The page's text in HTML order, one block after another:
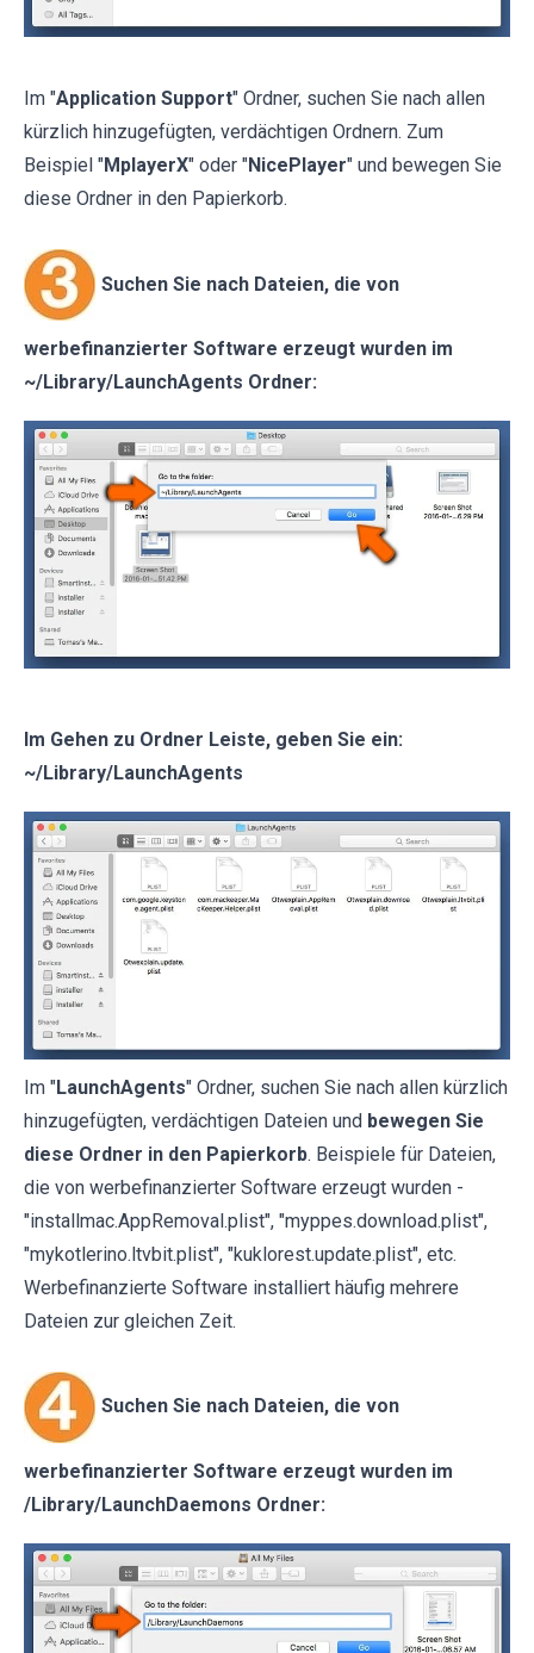
Im "Application Support" Ordner, suchen Sie nach allen
kürzlich hinzugefügten, verdächtigen Ordnern. Zum
Beispiel "MplayerX" oder "NicePlayer" und bewegen Sie
diese Ordner in den Papierkorb.
Suchen Sie nach Dateien, die von
werbefinanzierter Software erzeugt wurden im
~/Library/LaunchAgents Ordner:
Im Gehen zu Ordner Leiste, geben Sie ein:
~/Library/LaunchAgents
Im "LaunchAgents" Ordner, suchen Sie nach allen kürzlich
hinzugefügten, verdächtigen Dateien und bewegen Sie
diese Ordner in den Papierkorb. Beispiele für Dateien,
die von werbefinanzierter Software erzeugt wurden -
"installmac.AppRemoval.plist", "myppes.download.plist",
"mykotlerino.ltvbit.plist", "kuklorest.update.plist", etc.
Werbefinanzierte Software installiert häufig mehrere
Dateien zur gleichen Zeit.
Suchen Sie nach Dateien, die von
werbefinanzierter Software erzeugt wurden im
/Library/LaunchDaemons Ordner: